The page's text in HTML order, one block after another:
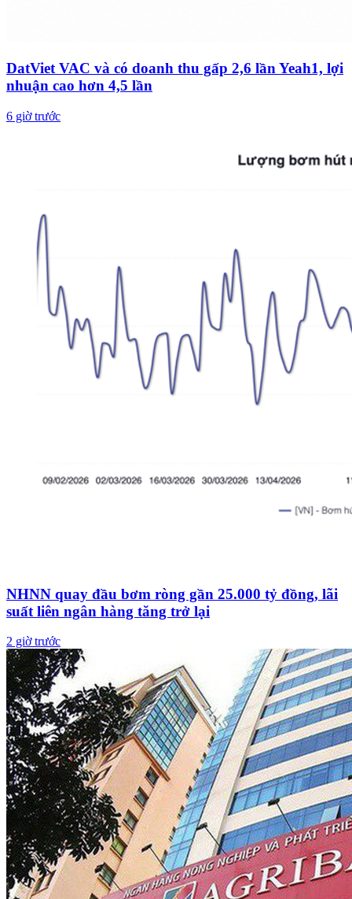
DatViet VAC và có doanh thu gấp 2,6 lần Yeah1, lợi
nhuận cao hơn 4,5 lần
6 giờ trước
NHNN quay đầu bơm ròng gần 25.000 tỷ đồng, lãi
suất liên ngân hàng tăng trở lại
2 giờ trước